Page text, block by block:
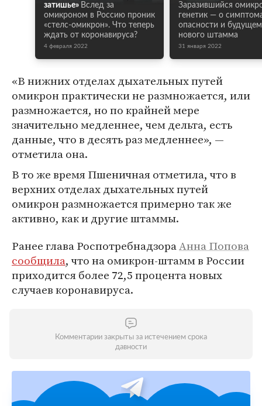
затишье» Вслед за
омикроном в Россию проник
«стелс-омикрон». Что теперь
ждать от коронавируса?
4 февраля 2022
Заразившийся
генетик — о
опасности и будущем
нового штамма
31 января 2022
«В нижних отделах дыхательных путей
омикрон практически не размножается, или
размножается, но по крайней мере
значительно медленнее, чем дельта, есть
данные, что в десять раз медленнее», —
отметила она.
В то же время Пшеничная отметила, что в
верхних отделах дыхательных путей
омикрон размножается примерно так же
активно, как и другие штаммы.
Ранее глава РоспотребнадзораАнна Попова
сообщила, что на омикрон-штамм в России
приходится более 72,5 процента новых
случаев коронавируса.
Комментарии закрыты за истечением срока
давности